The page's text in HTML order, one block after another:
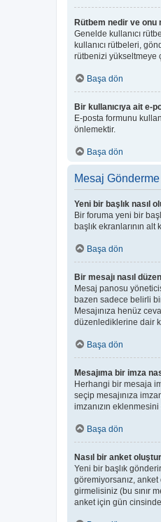
Rütbem nedir ve onu
Genelde kullanıcı
kullanıcı rütbeleri,
rütbenizi yükseltmeye
Başa dön
Bir kullanıcıya ait e-
E-posta formunu
önlemektir.
Başa dön
Mesaj Gönderme
Yeni bir başlık nasıl
Bir foruma yeni bir
başlık ekranlarının
Başa dön
Bir mesajı nasıl
Mesaj panosu
bazen sadece belirli
Mesajınıza henüz
düzenlediklerine dair
Başa dön
Mesajıma bir imza
Herhangi bir mesaja
seçip mesajınıza
imzanızın
Başa dön
Nasıl bir anket
Yeni bir başlık
göremiyorsanız,
girmelisiniz (bu sınır
anket için gün